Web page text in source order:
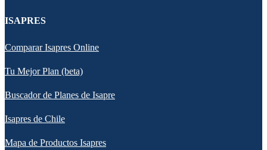
ISAPRES
Comparar Isapres Online
Tu Mejor Plan (beta)
Buscador de Planes de Isapre
Isapres de Chile
Mapa de Productos Isapres